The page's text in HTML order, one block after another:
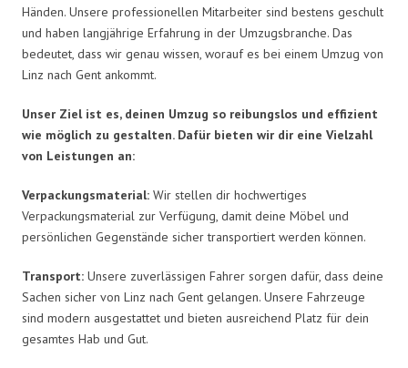
Händen. Unsere professionellen Mitarbeiter sind bestens geschult
und haben langjährige Erfahrung in der Umzugsbranche. Das
bedeutet, dass wir genau wissen, worauf es bei einem Umzug von
Linz nach Gent ankommt.
Unser Ziel ist es, deinen Umzug so reibungslos und effizient
wie möglich zu gestalten. Dafür bieten wir dir eine Vielzahl
von Leistungen an:
Verpackungsmaterial: Wir stellen dir hochwertiges
Verpackungsmaterial zur Verfügung, damit deine Möbel und
persönlichen Gegenstände sicher transportiert werden können.
Transport: Unsere zuverlässigen Fahrer sorgen dafür, dass deine
Sachen sicher von Linz nach Gent gelangen. Unsere Fahrzeuge
sind modern ausgestattet und bieten ausreichend Platz für dein
gesamtes Hab und Gut.